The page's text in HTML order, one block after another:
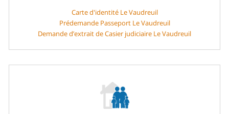
Carte d'identité Le Vaudreuil
Prédemande Passeport Le Vaudreuil
Demande d’extrait de Casier judiciaire Le Vaudreuil